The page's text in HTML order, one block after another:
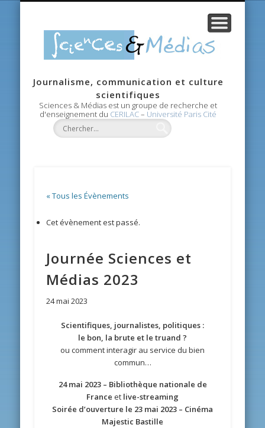
Journalisme, communication et culture
scientifiques
Sciences & Médias est un groupe de recherche et
d'enseignement du CERILAC– Université Paris Cité
ACCUEIL
ÉQUIPE
MASTER
RECHERCHE
AGENDA
CONTACTS
CANDIDATURE
« Tous les Évènements
Cet évènement est passé.
Journée Sciences et
Médias 2023
24 mai 2023
Scientifiques, journalistes, politiques :
le bon, la brute et le truand ?
ou comment interagir au service du bien
commun…
24 mai 2023 – Bibliothèque nationale de
France et live-streaming
Soirée d’ouverture le 23 mai 2023 – Cinéma
Majestic Bastille